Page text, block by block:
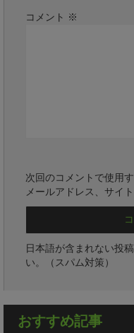
コメント ※
次回のコメントで使用
メールアドレス、サイ
日本語が含まれない投
い。（スパム対策）
おすすめ記事